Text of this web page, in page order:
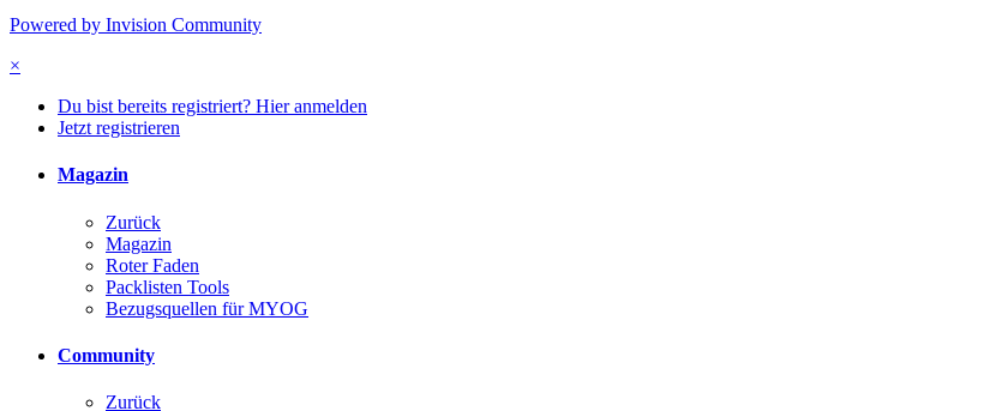
Powered by Invision Community
×
Du bist bereits registriert? Hier anmelden
Jetzt registrieren
Magazin
Zurück
Magazin
Roter Faden
Packlisten Tools
Bezugsquellen für MYOG
Community
Zurück